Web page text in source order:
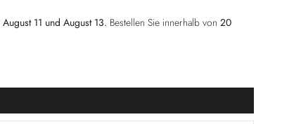
August 11 und August 13. Bestellen Sie innerhalb von 20